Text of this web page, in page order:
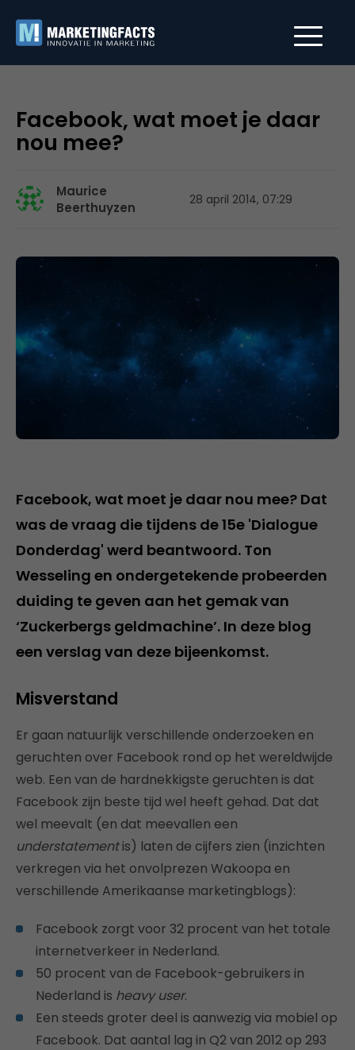
Facebook, wat moet je daar
nou mee?
Maurice
Beerthuyzen
28 april 2014, 07:29
Facebook, wat moet je daar nou mee? Dat
was de vraag die tijdens de 15e 'Dialogue
Donderdag' werd beantwoord. Ton
Wesseling en ondergetekende probeerden
duiding te geven aan het gemak van
‘Zuckerbergs geldmachine’. In deze blog
een verslag van deze bijeenkomst.
Misverstand
Er gaan natuurlijk verschillende onderzoeken en
geruchten over Facebook rond op het wereldwijde
web. Een van de hardnekkigste geruchten is dat
Facebook zijn beste tijd wel heeft gehad. Dat dat
wel meevalt (en dat meevallen een
understatementis) laten de cijfers zien (inzichten
verkregen via het onvolprezen Wakoopa en
verschillende Amerikaanse marketingblogs):
Facebook zorgt voor 32 procent van het totale
internetverkeer in Nederland.
50 procent van de Facebook-gebruikers in
Nederland is heavy user.
Een steeds groter deel is aanwezig via mobiel op
Facebook. Dat aantal lag in Q2 van 2012 op 293